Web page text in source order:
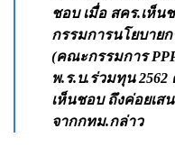
ชอบ เมื่อ สคร.เห็น
กรรมการนโยบาย
(คณะกรรมการ
พ.ร.บ.ร่วมทุน
เห็นชอบ ถึงค่อยเส
จากกทม.กล่าว